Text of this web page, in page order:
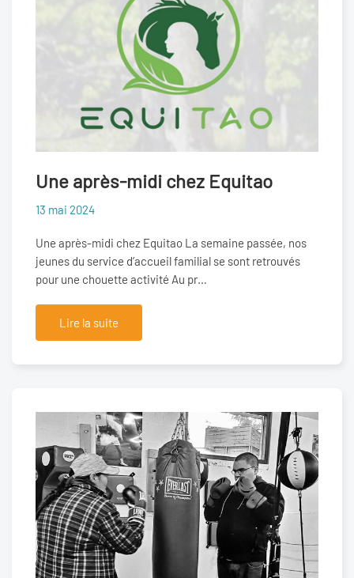
Une après-midi chez Equitao
13 mai 2024
Une après-midi chez Equitao La semaine passée, nos
jeunes du service d’accueil familial se sont retrouvés
pour une chouette activité Au pr…
Lire la suite